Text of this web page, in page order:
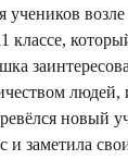
учеников
классе,
людей,
новый
и заметила